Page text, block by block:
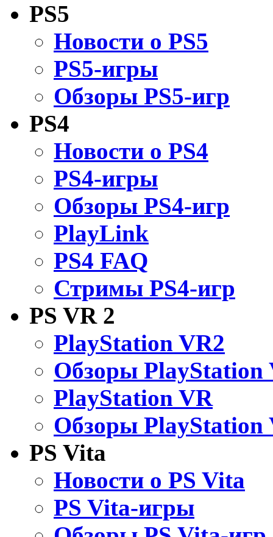
PS5
Новости о PS5
PS5-игры
Обзоры PS5-игр
PS4
Новости о PS4
PS4-игры
Обзоры PS4-игр
PlayLink
PS4 FAQ
Стримы PS4-игр
PS VR 2
PlayStation VR2
Обзоры PlayStation
PlayStation VR
Обзоры PlayStation
PS Vita
Новости о PS Vita
PS Vita-игры